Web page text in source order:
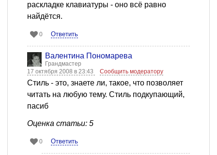
раскладке клавиатуры - оно всё равно
найдётся.
0 Ответить
Валентина Пономарева
Грандмастер
17 октября 2008 в 23:43
Сообщить модератору
Стиль - это, знаете ли, такое, что позволяет
читать на любую тему. Стиль подкупающий,
пасиб
Оценка статьи: 5
0 Ответить